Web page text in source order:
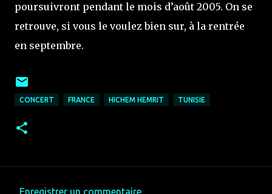
poursuivront pendant le mois d’août 2005. On se
retrouve, si vous le voulez bien sur, à la rentrée
en septembre.
CONCERT FRANCE HICHEM HEMRIT TUNISIE
Enregistrer un commentaire